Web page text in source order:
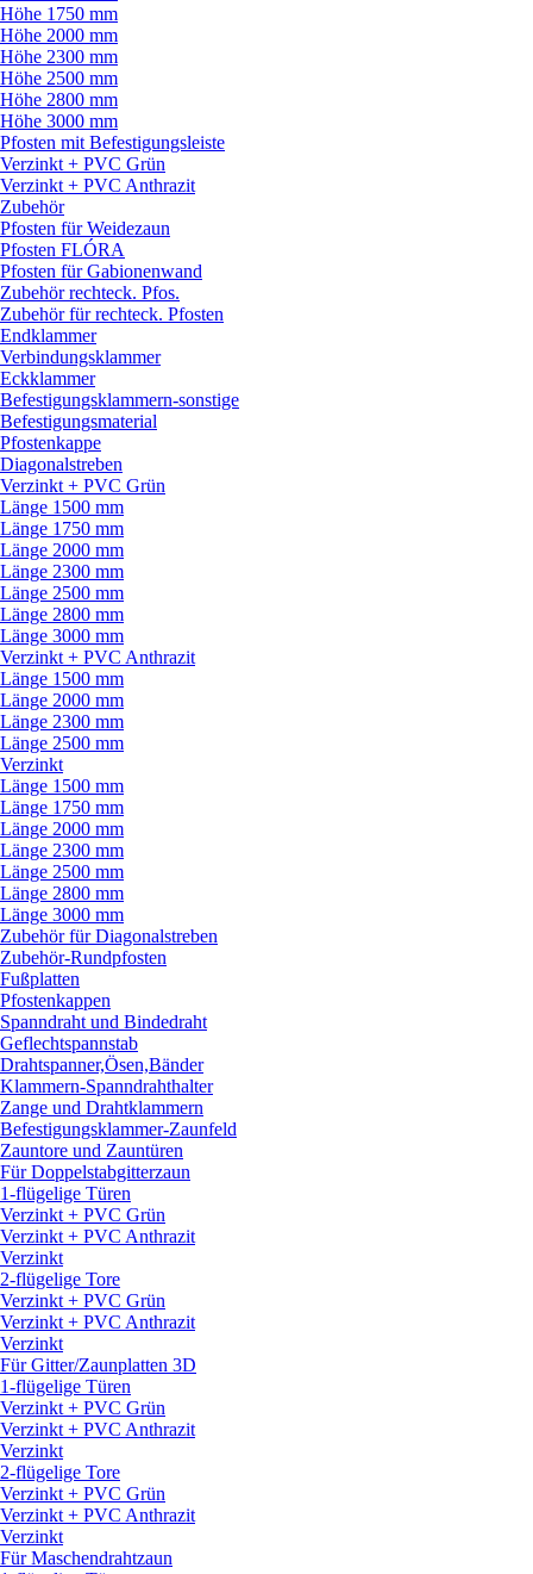
Höhe 1750 mm
Höhe 2000 mm
Höhe 2300 mm
Höhe 2500 mm
Höhe 2800 mm
Höhe 3000 mm
Pfosten mit Befestigungsleiste
Verzinkt + PVC Grün
Verzinkt + PVC Anthrazit
Zubehör
Pfosten für Weidezaun
Pfosten FLÓRA
Pfosten für Gabionenwand
Zubehör rechteck. Pfos.
Zubehör für rechteck. Pfosten
Endklammer
Verbindungsklammer
Eckklammer
Befestigungsklammern-sonstige
Befestigungsmaterial
Pfostenkappe
Diagonalstreben
Verzinkt + PVC Grün
Länge 1500 mm
Länge 1750 mm
Länge 2000 mm
Länge 2300 mm
Länge 2500 mm
Länge 2800 mm
Länge 3000 mm
Verzinkt + PVC Anthrazit
Länge 1500 mm
Länge 2000 mm
Länge 2300 mm
Länge 2500 mm
Verzinkt
Länge 1500 mm
Länge 1750 mm
Länge 2000 mm
Länge 2300 mm
Länge 2500 mm
Länge 2800 mm
Länge 3000 mm
Zubehör für Diagonalstreben
Zubehör-Rundpfosten
Fußplatten
Pfostenkappen
Spanndraht und Bindedraht
Geflechtspannstab
Drahtspanner,Ösen,Bänder
Klammern-Spanndrahthalter
Zange und Drahtklammern
Befestigungsklammer-Zaunfeld
Zauntore und Zauntüren
Für Doppelstabgitterzaun
1-flügelige Türen
Verzinkt + PVC Grün
Verzinkt + PVC Anthrazit
Verzinkt
2-flügelige Tore
Verzinkt + PVC Grün
Verzinkt + PVC Anthrazit
Verzinkt
Für Gitter/Zaunplatten 3D
1-flügelige Türen
Verzinkt + PVC Grün
Verzinkt + PVC Anthrazit
Verzinkt
2-flügelige Tore
Verzinkt + PVC Grün
Verzinkt + PVC Anthrazit
Verzinkt
Für Maschendrahtzaun